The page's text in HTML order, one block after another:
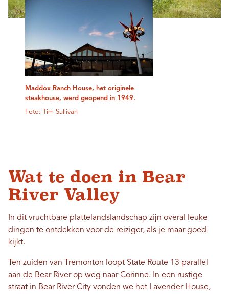
Maddox Ranch House, het originele
steakhouse, werd geopend in 1949.
Foto: Tim Sullivan
Wat te doen in Bear
River Valley
In dit vruchtbare plattelandslandschap zijn overal leuke
dingen te ontdekken voor de reiziger, als je maar goed
kijkt.
Ten zuiden van Tremonton loopt State Route 13 parallel
aan de Bear River op weg naar Corinne. In een rustige
straat in Bear River City vonden we het Lavender House,